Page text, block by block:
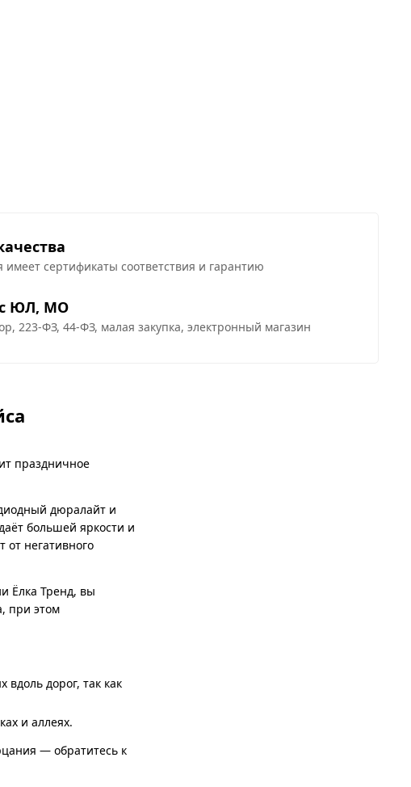
имеет сертификаты соответствия и гарантию
с ЮЛ, МО
223-ФЗ, 44-ФЗ, малая закупка, электронный магазин
праздничное
дюралайт и
большей яркости и
негативного
Ёлка Тренд, вы
при этом
дорог, так как
и аллеях.
— обратитесь к